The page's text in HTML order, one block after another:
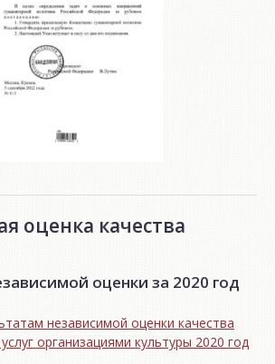
оценка качества
оценки за 2020 год
независимой оценки качества
организациями культуры 2020 год